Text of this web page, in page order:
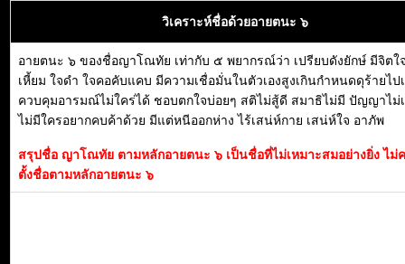
วิเคราะห์ชื่อด้วยอายตนะ ๖
อายตนะ ๖ ของชื่อญาโณทัย เท่ากับ ๕ พยากรณ์ว่า เปรียบดังยักษ์ มีจิตใ
เหี้ยม ใจดำ ใจคอคับแคบ มีความเชื่อมั่นในตัวเองสูงเกินกำหนดดุร้ายไป
ควบคุมอารมณ์ไม่ใคร่ได้ ชอบตกใจบ่อยๆ สติไม่สู้ดี สมาธิไม่มี ปัญญาไม่
ไม่มีใครอยากคบค้าด้วย มีแต่หนีออกห่าง ไร้เสน่ห์กาย เสน่ห์ใจ อาภัพ
สรุปชื่อ ญาโณทัย ตามหลักอายตนะ ๖ เป็นชื่อที่ไม่เหมาะสมอย่างยิ่ง ไม่
ตั้งชื่อตามหลักอายตนะ ๖